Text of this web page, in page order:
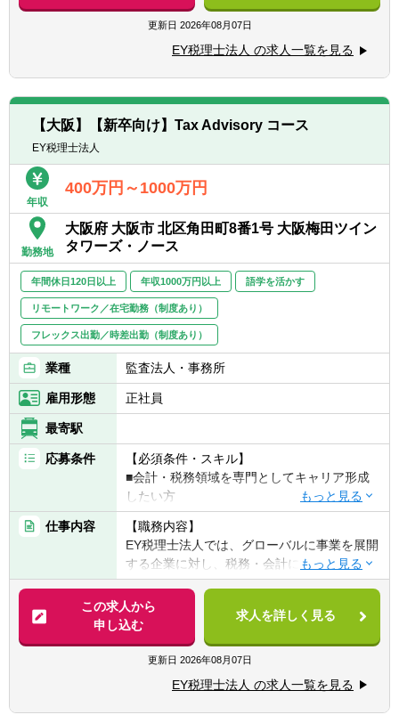
明できる方
■多様なメンバーと協働した経験がある方
バルなビジネス課題に向き合い、付加価値の
高いアドバイザリーを提供したい方を求めて
歩先から支える存在を目指す方を歓迎しま
す。
未知のテーマや複雑な課題に対しても、自ら
学び、仮説を立て、周囲と協働しながら前に
進める主体性が重要です。多様なバックグラ
ウンドを持つメンバーとのチーミングを通
じ、変化を前向きに捉えながら成長できる方
に適したコースです。
■税務・会計の知見を生かし、企業の経営課
題解決に関わりたい方
■複雑な情報を整理・分析し、論点を構造的
に考えられる方
けられる方
■グローバル案件やクロスボーダー業務に関
心がある方
■変化の中で自らを革新し、価値を生み出し
たい方
■海外取引やM&A、組織再編等に伴う税務上
の課題に関する調査・分析業務
■国内外の税務ルールを踏まえた、企業の税
務リスク管理および最適化支援
■クライアント向けレポートや提案資料の作
成サポート
■海外拠点やEY海外事務所と連携したクロス
ボーダー業務への参画 など
【入社後の業務イメージ】
実務補助からスタート
■実務を通じて基礎知識を身につけ、段階的
に専門性の高い業務に関与
■若手のうちから国際案件や複数部門が関わ
るプロジェクトを経験可能
更新日 2026年08月07日
EY税理士法人 の求人一覧を見る
【大阪】【新卒向け】Tax Advisory コース
EY税理士法人
年収
400万円～1000万円
勤務地
大阪府 大阪市 北区角田町8番1号 大阪梅田ツイン
タワーズ・ノース
年間休日120日以上 年収1000万円以上 語学を活かす
リモートワーク／在宅勤務（制度あり）
フレックス出勤／時差出勤（制度あり）
業種 監査法人・事務所
雇用形態 正社員
最寄駅
応募条件
【必須条件・スキル】
■会計・税務領域を専門としてキャリア形成
したい方
【歓迎条件・スキル】
■英語でのコミュニケーションに自信がある
方
■税理士試験、公認会計士試験、USCPAなど
の学習経験がある方
■複雑な情報を整理し、論点を構造化して説
明できる方
■多様なメンバーと協働した経験がある方
仕事内容
【職務内容】
EY税理士法人では、グローバルに事業を展開
する企業に対し、税務・会計に関する課題を
総合的な視点から支援しています。
【具体的には】
■海外取引やM&A、組織再編等に伴う税務上
の課題に関する調査・分析業務
■国内外の税務ルールを踏まえた、企業の税
務リスク管理および最適化支援
■クライアント向けレポートや提案資料の作
この求人から
申し込む
求人を詳しく見る
更新日 2026年08月07日
EY税理士法人 の求人一覧を見る